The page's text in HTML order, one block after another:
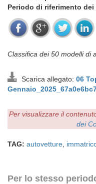
Periodo di riferimento dei
Classifica dei 50 modelli di
Scarica allegato: 06
Per visualizzare il
dei
TAG: autovetture
Per lo stesso